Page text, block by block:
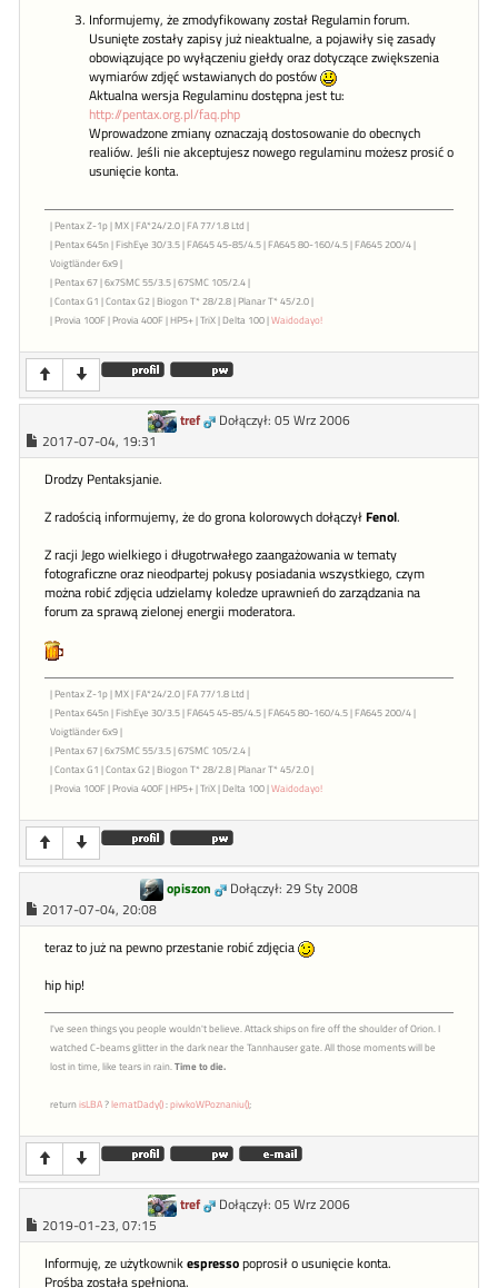
Informujemy, że zmodyfikowany został Regulamin forum.
Usunięte zostały zapisy już nieaktualne, a pojawiły się zasady
obowiązujące po wyłączeniu giełdy oraz dotyczące zwiększenia
wymiarów zdjęć wstawianych do postów
Aktualna wersja Regulaminu dostępna jest tu:
http://pentax.org.pl/faq.php
Wprowadzone zmiany oznaczają dostosowanie do obecnych
realiów. Jeśli nie akceptujesz nowego regulaminu możesz prosić o
usunięcie konta.
| Pentax Z-1p | MX | FA*24/2.0 | FA 77/1.8 Ltd |
| Pentax 645n | FishEye 30/3.5 | FA645 45-85/4.5 | FA645 80-160/4.5 | FA645 200/4 |
Voigtländer 6x9 |
| Pentax 67 | 6x7SMC 55/3.5 | 67SMC 105/2.4 |
| Contax G1 | Contax G2 | Biogon T* 28/2.8 | Planar T* 45/2.0 |
| Provia 100F | Provia 400F | HP5+ | TriX | Delta 100 |Waidodayo!
tref
Dołączył: 05 Wrz 2006
2017-07-04, 19:31
Drodzy Pentaksjanie.
Z radością informujemy, że do grona kolorowych dołączyłFenol.
Z racji Jego wielkiego i długotrwałego zaangażowania w tematy
fotograficzne oraz nieodpartej pokusy posiadania wszystkiego, czym
można robić zdjęcia udzielamy koledze uprawnień do zarządzania na
forum za sprawą zielonej energii moderatora.
| Pentax Z-1p | MX | FA*24/2.0 | FA 77/1.8 Ltd |
| Pentax 645n | FishEye 30/3.5 | FA645 45-85/4.5 | FA645 80-160/4.5 | FA645 200/4 |
Voigtländer 6x9 |
| Pentax 67 | 6x7SMC 55/3.5 | 67SMC 105/2.4 |
| Contax G1 | Contax G2 | Biogon T* 28/2.8 | Planar T* 45/2.0 |
| Provia 100F | Provia 400F | HP5+ | TriX | Delta 100 |Waidodayo!
opiszon
Dołączył: 29 Sty 2008
2017-07-04, 20:08
teraz to już na pewno przestanie robić zdjęcia
hip hip!
I've seen things you people wouldn't believe. Attack ships on fire off the shoulder of Orion. I
watched C-beams glitter in the dark near the Tannhauser gate. All those moments will be
lost in time, like tears in rain.Time to die.
returnisLBA?lematDady():piwkoWPoznaniu();
tref
Dołączył: 05 Wrz 2006
2019-01-23, 07:15
Informuję, ze użytkownikespressopoprosił o usunięcie konta.
Prośba została spełniona.